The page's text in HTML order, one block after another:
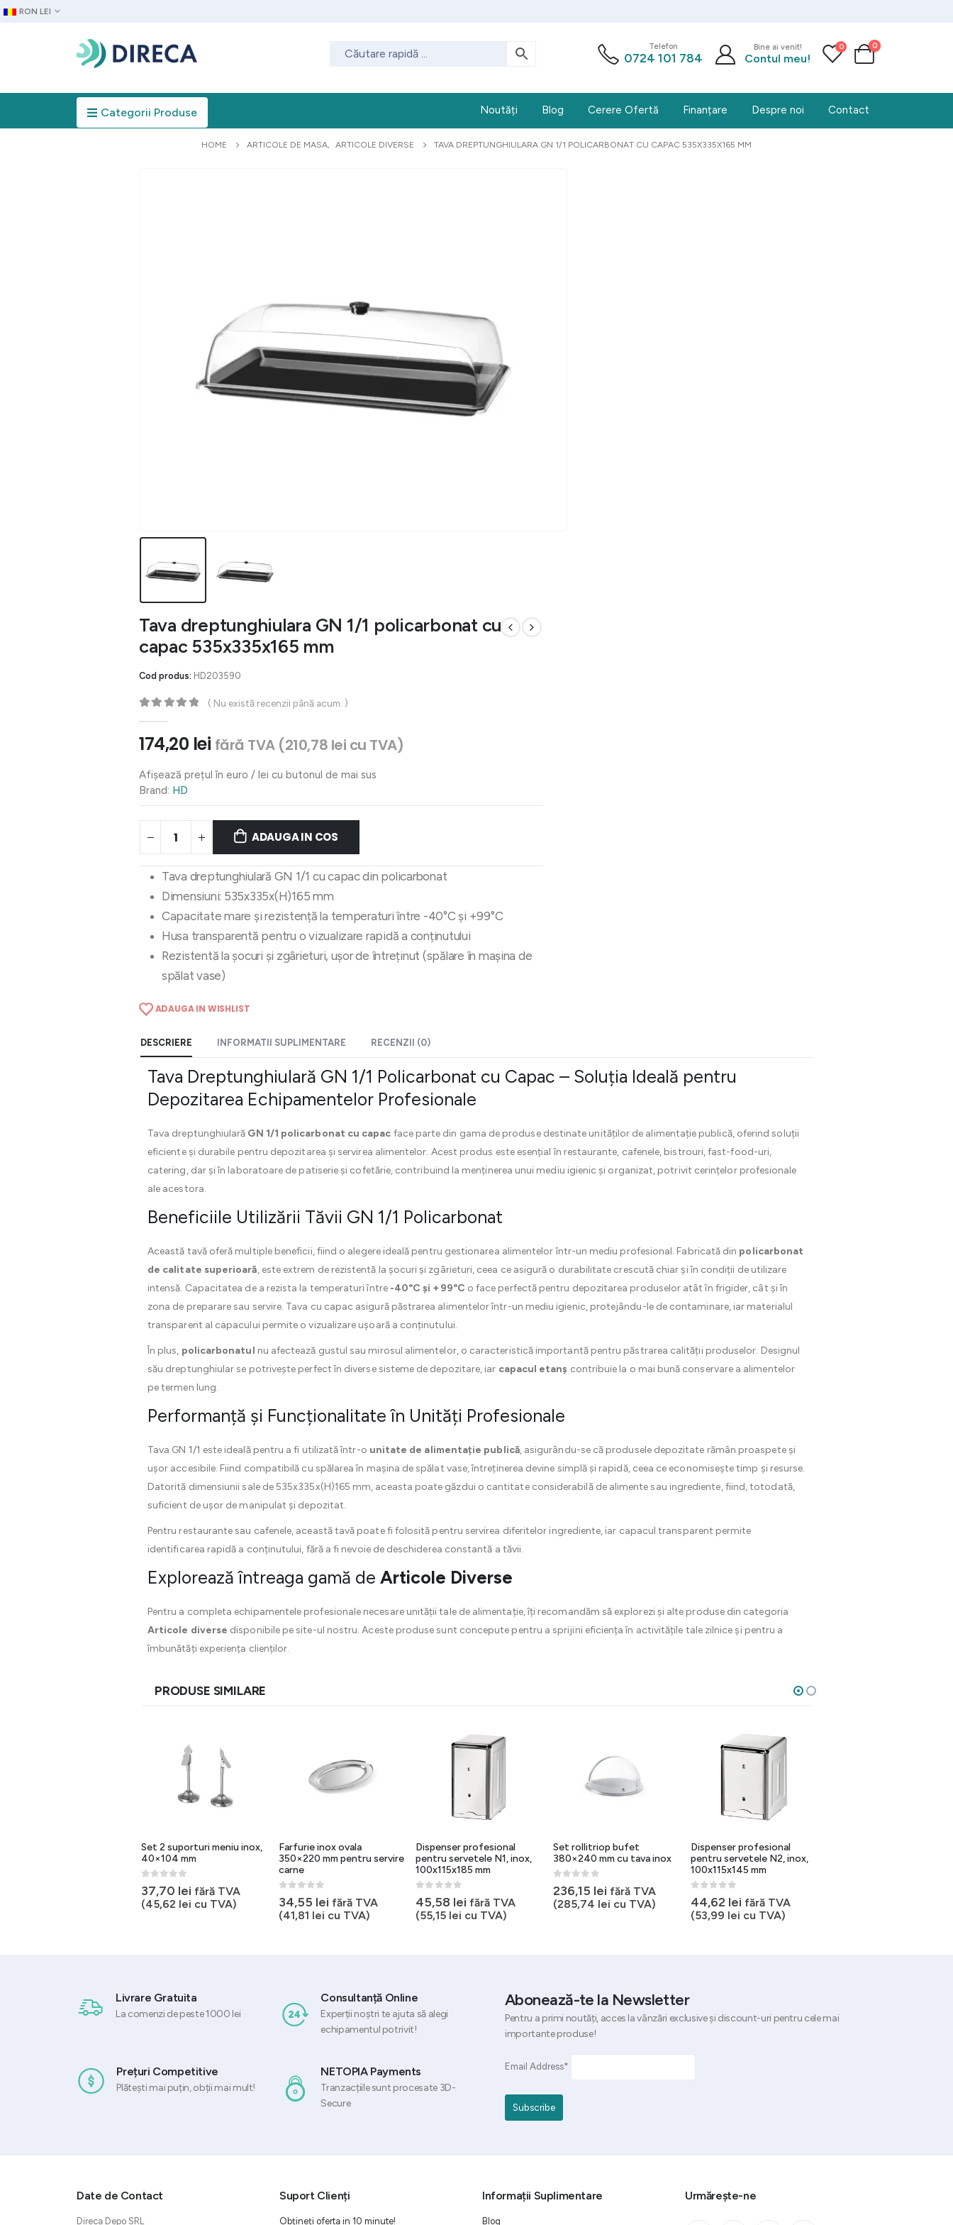
RON LEI
Telefon
0724 101 784
Bine ai venit!
Contul meu!
0 0
Categorii Produse Noutăți Blog Cerere Ofertă Finanțare Despre noi Contact
HOME ARTICOLE DE MASA, ARTICOLE DIVERSE TAVA DREPTUNGHIULARA GN 1/1 POLICARBONAT CU CAPAC 535X335X165 MM
Tava dreptunghiulara GN 1/1 policarbonat cu
capac 535x335x165 mm
Cod produs: HD203590
( Nu există recenzii până acum. )
174,20 lei fără TVA (210,78 lei cu TVA)
Afișează prețul în euro / lei cu butonul de mai sus
Brand: HD
ADAUGA IN COS
Tava dreptunghiulară GN 1/1 cu capac din policarbonat
Dimensiuni: 535x335x(H)165 mm
Capacitate mare și rezistență la temperaturi între -40°C și +99°C
Husa transparentă pentru o vizualizare rapidă a conținutului
Rezistentă la șocuri și zgârieturi, ușor de întreținut (spălare în mașina de
spălat vase)
ADAUGA IN WISHLIST
DESCRIERE INFORMATII SUPLIMENTARE RECENZII (0)
Tava Dreptunghiulară GN 1/1 Policarbonat cu Capac – Soluția Ideală pentru
Depozitarea Echipamentelor Profesionale
Tava dreptunghiulară GN 1/1 policarbonat cu capac face parte din gama de produse destinate unităților de alimentație publică, oferind soluții
eficiente și durabile pentru depozitarea și servirea alimentelor. Acest produs este esențial în restaurante, cafenele, bistrouri, fast-food-uri,
catering, dar și în laboratoare de patiserie și cofetărie, contribuind la menținerea unui mediu igienic și organizat, potrivit cerințelor profesionale
ale acestora.
Beneficiile Utilizării Tăvii GN 1/1 Policarbonat
Această tavă oferă multiple beneficii, fiind o alegere ideală pentru gestionarea alimentelor într-un mediu profesional. Fabricată din policarbonat
de calitate superioară, este extrem de rezistentă la șocuri și zgârieturi, ceea ce asigură o durabilitate crescută chiar și în condiții de utilizare
intensă. Capacitatea de a rezista la temperaturi între -40°C și +99°C o face perfectă pentru depozitarea produselor atât în frigider, cât și în
zona de preparare sau servire. Tava cu capac asigură păstrarea alimentelor într-un mediu igienic, protejându-le de contaminare, iar materialul
transparent al capacului permite o vizualizare ușoară a conținutului.
În plus, policarbonatul nu afectează gustul sau mirosul alimentelor, o caracteristică importantă pentru păstrarea calității produselor. Designul
său dreptunghiular se potrivește perfect în diverse sisteme de depozitare, iar capacul etanș contribuie la o mai bună conservare a alimentelor
pe termen lung.
Performanță și Funcționalitate în Unități Profesionale
Tava GN 1/1 este ideală pentru a fi utilizată într-o unitate de alimentație publică, asigurându-se că produsele depozitate rămân proaspete și
ușor accesibile. Fiind compatibilă cu spălarea în mașina de spălat vase, întreținerea devine simplă și rapidă, ceea ce economisește timp și resurse.
Datorită dimensiunii sale de 535x335x(H)165 mm, aceasta poate găzdui o cantitate considerabilă de alimente sau ingrediente, fiind, totodată,
suficient de ușor de manipulat și depozitat.
Pentru restaurante sau cafenele, această tavă poate fi folosită pentru servirea diferitelor ingrediente, iar capacul transparent permite
identificarea rapidă a conținutului, fără a fi nevoie de deschiderea constantă a tăvii.
Explorează întreaga gamă de Articole Diverse
Pentru a completa echipamentele profesionale necesare unității tale de alimentație, îți recomandăm să explorezi și alte produse din categoria
Articole diverse disponibile pe site-ul nostru. Aceste produse sunt concepute pentru a sprijini eficiența în activitățile tale zilnice și pentru a
îmbunătăți experiența clienților.
PRODUSE SIMILARE
Set 2 suporturi meniu inox,
40×104 mm
0out of 5
37,70 lei fără TVA
(45,62 lei cu TVA)
Farfurie inox ovala
350×220 mm pentru servire
carne
0out of 5
34,55 lei fără TVA
(41,81 lei cu TVA)
Dispenser profesional
pentru servetele N1, inox,
100x115x185 mm
0out of 5
45,58 lei fără TVA
(55,15 lei cu TVA)
Set rollitriop bufet
380×240 mm cu tava inox
0out of 5
236,15 lei fără TVA
(285,74 lei cu TVA)
Dispenser profesional
pentru servetele N2, inox,
100x115x145 mm
0out of 5
44,62 lei fără TVA
(53,99 lei cu TVA)
Livrare Gratuita
La comenzi de peste 1000 lei
Consultanță Online
Experții noștri te ajuta să alegi
echipamentul potrivit!
Prețuri Competitive
Plătești mai puțin, obții mai mult!
NETOPIA Payments
Tranzacțiile sunt procesate 3D-
Secure
Abonează-te la Newsletter
Pentru a primi noutăți, acces la vânzări exclusive și discount-uri pentru cele mai
importante produse!
Email Address*
Date de Contact
Direca Depo SRL
Suport Clienți
Obțineți oferta in 10 minute!
Informații Suplimentare
Blog
Urmărește-ne